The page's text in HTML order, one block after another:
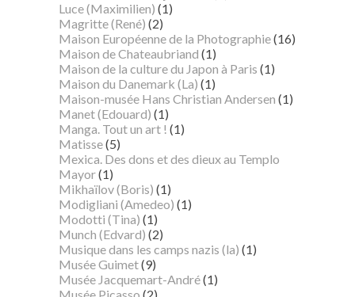
Luce (Maximilien) (1)
Magritte (René) (2)
Maison Européenne de la Photographie(16)
Maison de Chateaubriand (1)
Maison de la culture du Japon à Paris (1)
Maison du Danemark (La) (1)
Maison-musée Hans Christian Andersen (1)
Manet (Edouard) (1)
Manga. Tout un art ! (1)
Matisse(5)
Mexica. Des dons et des dieux au Templo
Mayor(1)
Mikhaïlov (Boris) (1)
Modigliani (Amedeo) (1)
Modotti (Tina) (1)
Munch (Edvard) (2)
Musique dans les camps nazis (la) (1)
Musée Guimet(9)
Musée Jacquemart-André(1)